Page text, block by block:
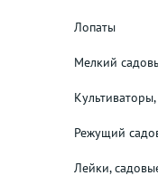
Лопаты
Мелкий
Режущий
Лейки,